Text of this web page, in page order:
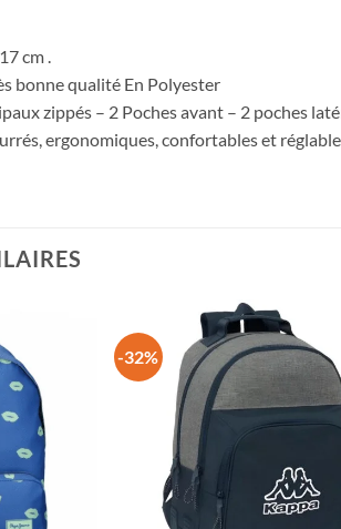
cm .
bonne qualité En Polyester
zippés – 2 Poches avant – 2 poches
ergonomiques, confortables et
-32%